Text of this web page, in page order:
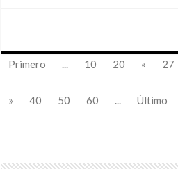
Primero ... 10 20 « 27
»
40 50 60 ... Último